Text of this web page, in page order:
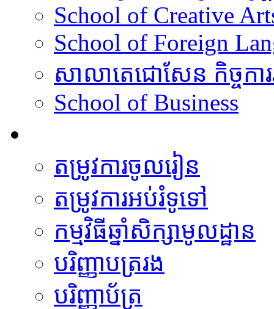
School of Creative
School of Foreign
សាលាតេជោសែន កិច្ចកា
School of Business
តម្រូវការចូលរៀន
តម្រូវការអប់រំទូទៅ
កម្មវិធីឆ្នាំសិក្សាមូលដ្ឋាន
បរិញ្ញាបត្ររង
បរិញ្ញាប័ត្រ